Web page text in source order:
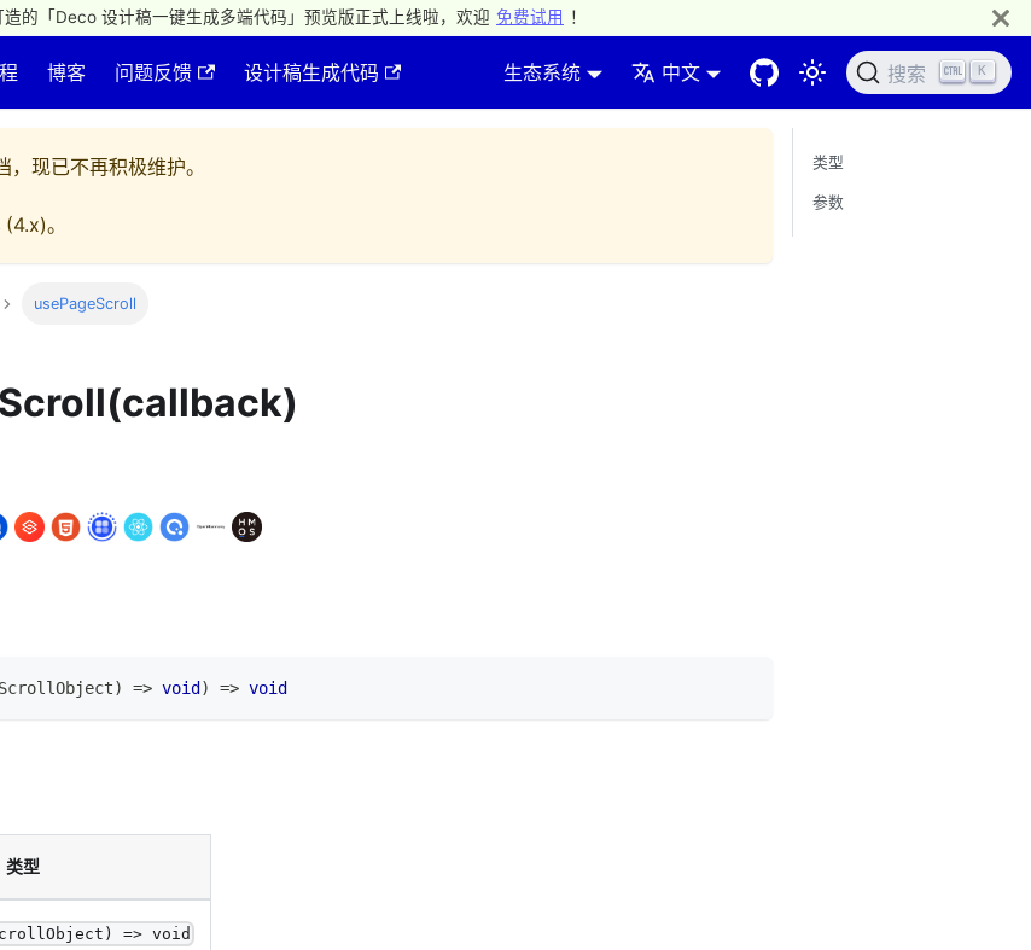
的「Deco 设计稿一键生成多端代码」预览版正式上线啦，欢迎 免费试用 ！
博客 问题反馈 设计稿生成代码 生态系统 中文 搜索 K
，现已不再积极维护。
(4.x)。
usePageScroll
) => void ) => void
类型
=> void
类型
参数